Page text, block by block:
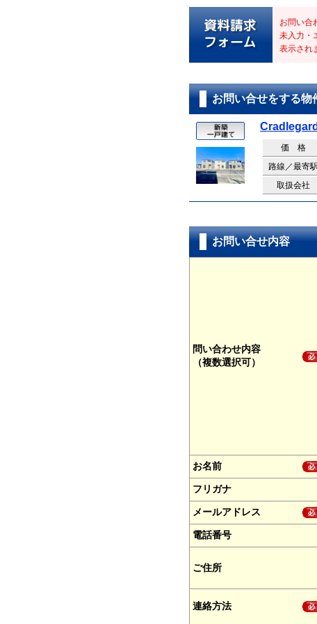
お問い合
未入力・
表示され
お問い合せをする物
価 格
路線／最寄駅
取扱会社
お問い合せ内容
問い合わせ内容
（複数選択可）
お名前
フリガナ
メールアドレス
電話番号
ご住所
連絡方法